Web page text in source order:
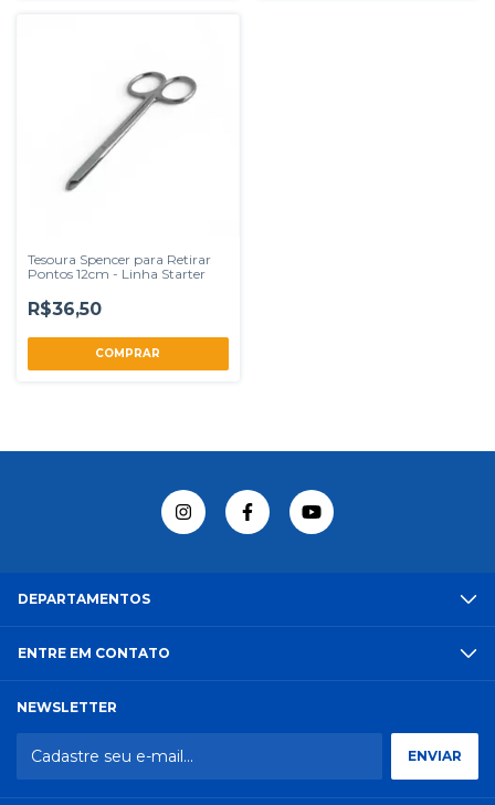
Tesoura Spencer para Retirar
Pontos 12cm - Linha Starter
R$36,50
DEPARTAMENTOS
ENTRE EM CONTATO
NEWSLETTER